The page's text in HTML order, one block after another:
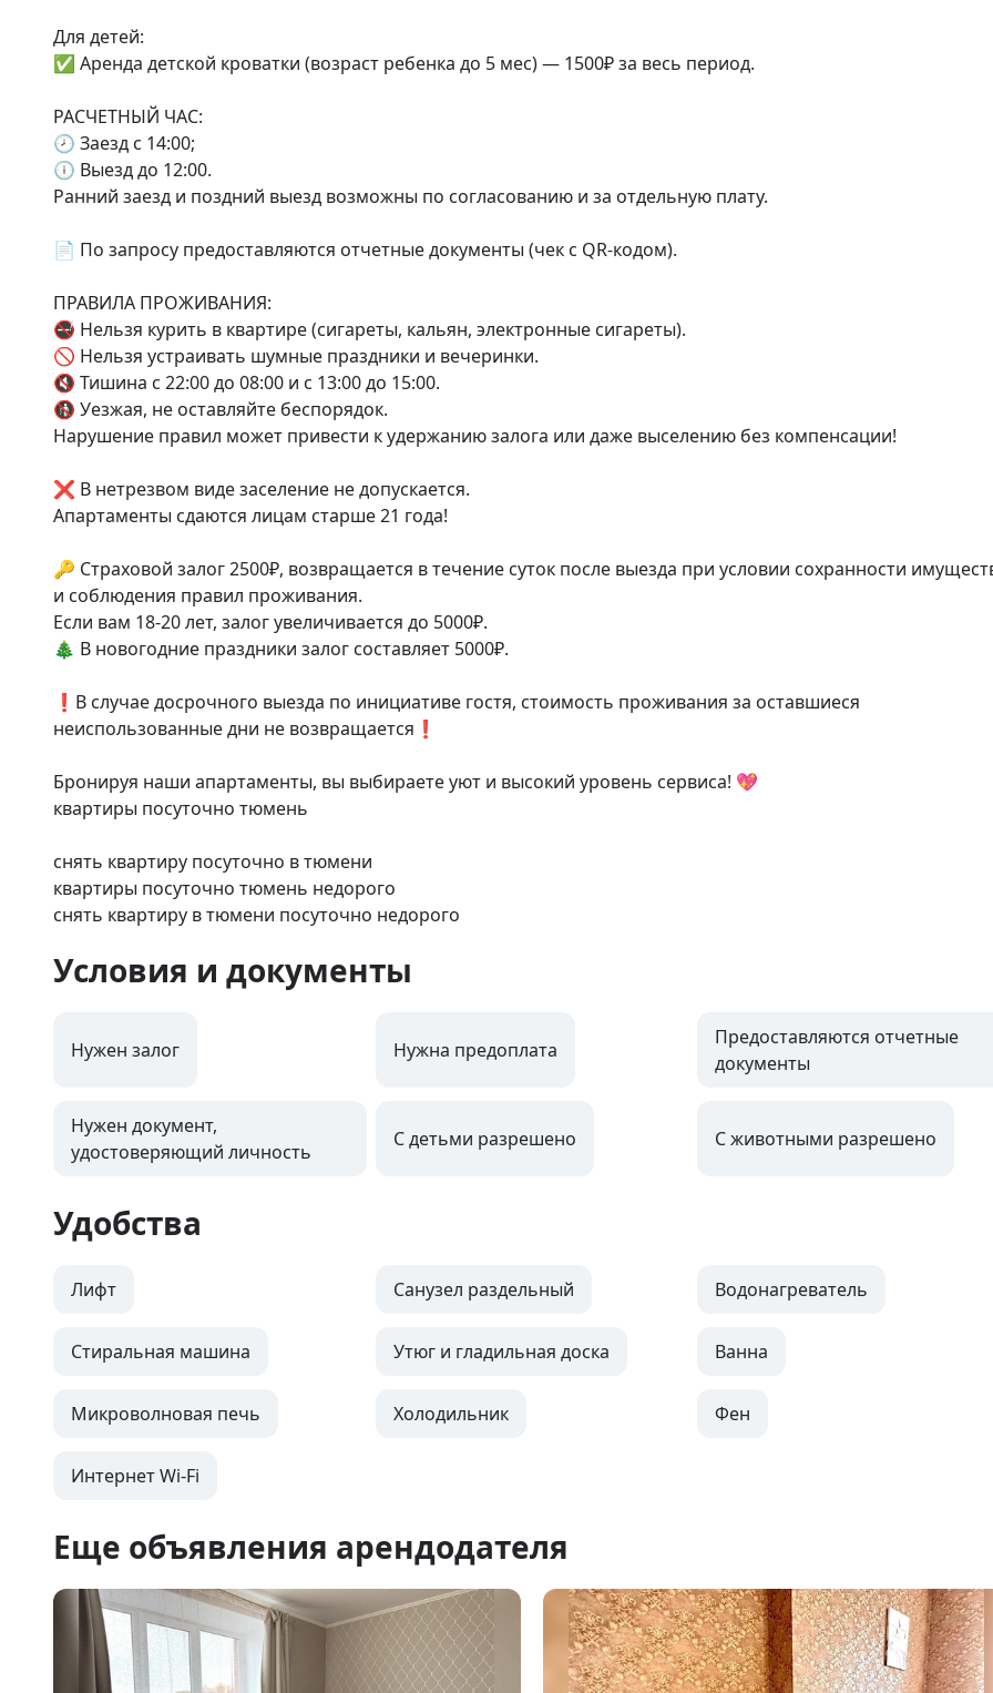
Для детей:
✅ Аренда детской кроватки (возраст ребенка до 5 мес) — 1500₽ за весь период.
РАСЧЕТНЫЙ ЧАС:
🕗 Заезд с 14:00;
🕕 Выезд до 12:00.
Ранний заезд и поздний выезд возможны по согласованию и за отдельную плату.
📄 По запросу предоставляются отчетные документы (чек с QR-кодом).
ПРАВИЛА ПРОЖИВАНИЯ:
🚭 Нельзя курить в квартире (сигареты, кальян, электронные сигареты).
🚫 Нельзя устраивать шумные праздники и вечеринки.
🔇 Тишина с 22:00 до 08:00 и с 13:00 до 15:00.
🚯 Уезжая, не оставляйте беспорядок.
Нарушение правил может привести к удержанию залога или даже выселению без компенсации!
❌ В нетрезвом виде заселение не допускается.
Апартаменты сдаются лицам старше 21 года!
🔑 Страховой залог 2500₽, возвращается в течение суток после выезда при условии сохранности
и соблюдения правил проживания.
Если вам 18-20 лет, залог увеличивается до 5000₽.
🎄 В новогодние праздники залог составляет 5000₽.
❗️В случае досрочного выезда по инициативе гостя, стоимость проживания за оставшиеся
неиспользованные дни не возвращается❗️
Бронируя наши апартаменты, вы выбираете уют и высокий уровень сервиса! 💖
квартиры посуточно тюмень
снять квартиру посуточно в тюмени
квартиры посуточно тюмень недорого
снять квартиру в тюмени посуточно недорого
Условия и документы
Нужен залог Нужна предоплата
Предоставляются отчетные
документы
Нужен документ,
удостоверяющий личность
С детьми разрешено С животными разрешено
Удобства
Лифт Санузел раздельный Водонагреватель
Стиральная машина Утюг и гладильная доска Ванна
Микроволновая печь Холодильник Фен
Интернет Wi-Fi
Еще объявления арендодателя